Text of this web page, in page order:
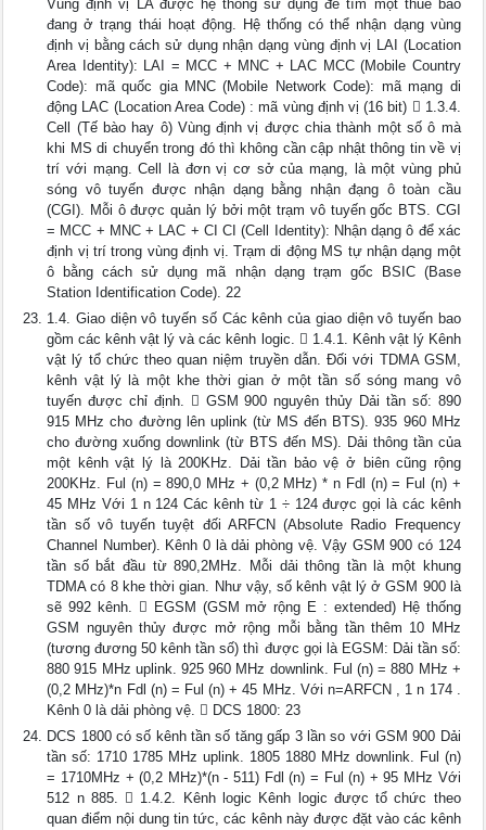
Vùng định vị LA được hệ thống sử dụng để tìm một thuê bao
đang ở trạng thái hoạt động. Hệ thống có thể nhận dạng vùng
định vị bằng cách sử dụng nhận dạng vùng định vị LAI (Location
Area Identity): LAI = MCC + MNC + LAC MCC (Mobile Country
Code): mã quốc gia MNC (Mobile Network Code): mã mạng di
động LAC (Location Area Code) : mã vùng định vị (16 bit)  1.3.4.
Cell (Tế bào hay ô) Vùng định vị được chia thành một số ô mà
khi MS di chuyển trong đó thì không cần cập nhật thông tin về vị
trí với mạng. Cell là đơn vị cơ sở của mạng, là một vùng phủ
sóng vô tuyến được nhận dạng bằng nhận đạng ô toàn cầu
(CGI). Mỗi ô được quản lý bởi một trạm vô tuyến gốc BTS. CGI
= MCC + MNC + LAC + CI CI (Cell Identity): Nhận dạng ô để xác
định vị trí trong vùng định vị. Trạm di động MS tự nhận dạng một
ô bằng cách sử dụng mã nhận dạng trạm gốc BSIC (Base
Station Identification Code). 22
1.4. Giao diện vô tuyến số Các kênh của giao diện vô tuyến bao
gồm các kênh vật lý và các kênh logic.  1.4.1. Kênh vật lý Kênh
vật lý tổ chức theo quan niệm truyền dẫn. Đối với TDMA GSM,
kênh vật lý là một khe thời gian ở một tần số sóng mang vô
tuyến được chỉ định.  GSM 900 nguyên thủy Dải tần số: 890
915 MHz cho đường lên uplink (từ MS đến BTS). 935 960 MHz
cho đường xuống downlink (từ BTS đến MS). Dải thông tần của
một kênh vật lý là 200KHz. Dải tần bảo vệ ở biên cũng rộng
200KHz. Ful (n) = 890,0 MHz + (0,2 MHz) * n Fdl (n) = Ful (n) +
45 MHz Với 1 n 124 Các kênh từ 1 ÷ 124 được gọi là các kênh
tần số vô tuyến tuyệt đối ARFCN (Absolute Radio Frequency
Channel Number). Kênh 0 là dải phòng vệ. Vậy GSM 900 có 124
tần số bắt đầu từ 890,2MHz. Mỗi dải thông tần là một khung
TDMA có 8 khe thời gian. Như vậy, số kênh vật lý ở GSM 900 là
sẽ 992 kênh.  EGSM (GSM mở rộng E : extended) Hệ thống
GSM nguyên thủy được mở rộng mỗi bằng tần thêm 10 MHz
(tương đương 50 kênh tần số) thì được gọi là EGSM: Dải tần số:
880 915 MHz uplink. 925 960 MHz downlink. Ful (n) = 880 MHz +
(0,2 MHz)*n Fdl (n) = Ful (n) + 45 MHz. Với n=ARFCN , 1 n 174 .
Kênh 0 là dải phòng vệ.  DCS 1800: 23
DCS 1800 có số kênh tần số tăng gấp 3 lần so với GSM 900 Dải
tần số: 1710 1785 MHz uplink. 1805 1880 MHz downlink. Ful (n)
= 1710MHz + (0,2 MHz)*(n - 511) Fdl (n) = Ful (n) + 95 MHz Với
512 n 885.  1.4.2. Kênh logic Kênh logic được tổ chức theo
quan điểm nội dung tin tức, các kênh này được đặt vào các kênh